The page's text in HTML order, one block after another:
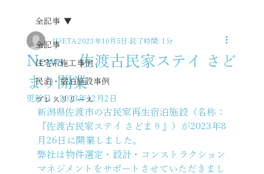
全記事
住宅系施工事例
民泊・宿泊施設事例
プレスリリース
全記事
News 佐渡古民家ステイ さど
まり開業
IDETA 2023年10月5日 読了時間: 1分
更新日： 2023年12月2日
新潟県佐渡市の古民家再生宿泊施設（名称：
『佐渡古民家ステイ さどまり』）が2023年8
月26日に開業しました。
弊社は物件選定・設計・コンストラクション
マネジメントをサポートさせていただきまし